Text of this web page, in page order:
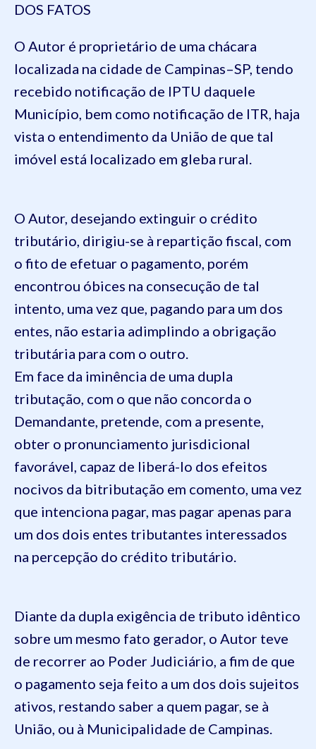
DOS FATOS
O Autor é proprietário de uma chácara
localizada na cidade de Campinas–SP, tendo
recebido notificação de IPTU daquele
Município, bem como notificação de ITR, haja
vista o entendimento da União de que tal
imóvel está localizado em gleba rural.
O Autor, desejando extinguir o crédito
tributário, dirigiu-se à repartição fiscal, com
o fito de efetuar o pagamento, porém
encontrou óbices na consecução de tal
intento, uma vez que, pagando para um dos
entes, não estaria adimplindo a obrigação
tributária para com o outro.
Em face da iminência de uma dupla
tributação, com o que não concorda o
Demandante, pretende, com a presente,
obter o pronunciamento jurisdicional
favorável, capaz de liberá-lo dos efeitos
nocivos da bitributação em comento, uma vez
que intenciona pagar, mas pagar apenas para
um dos dois entes tributantes interessados
na percepção do crédito tributário.
Diante da dupla exigência de tributo idêntico
sobre um mesmo fato gerador, o Autor teve
de recorrer ao Poder Judiciário, a fim de que
o pagamento seja feito a um dos dois sujeitos
ativos, restando saber a quem pagar, se à
União, ou à Municipalidade de Campinas.